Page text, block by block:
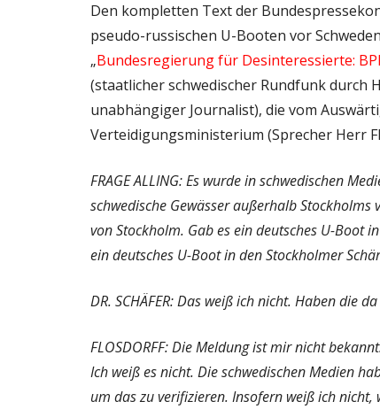
Den kompletten Text der
pseudo-russischen U-Booten vor
„Bundesregierung für Desinteressierte:
(staatlicher schwedischer Rundfunk durch
unabhängiger Journalist), die vom
Verteidigungsministerium (Sprecher Herr
FRAGE ALLING: Es wurde in schwedischen
schwedische Gewässer außerhalb
von Stockholm. Gab es ein deutsches U-Boot
ein deutsches U-Boot in den Stockholmer
DR. SCHÄFER: Das weiß ich nicht. Haben die
FLOSDORFF: Die Meldung ist mir nicht
Ich weiß es nicht. Die schwedischen Medien
um das zu verifizieren. Insofern weiß ich